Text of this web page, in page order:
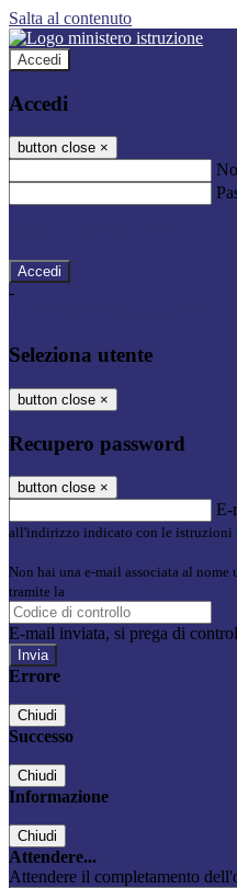
Salta al contenuto
Accedi
Accedi
button close ×
-
Seleziona utente
button close ×
Recupero password
button close ×
E-
all'indirizzo indicato con le istruzioni
Non hai una e-mail associata al nome
tramite la
E-mail inviata, si prega di
Errore
Chiudi
Successo
Chiudi
Informazione
Chiudi
Attendere...
Attendere il completamento